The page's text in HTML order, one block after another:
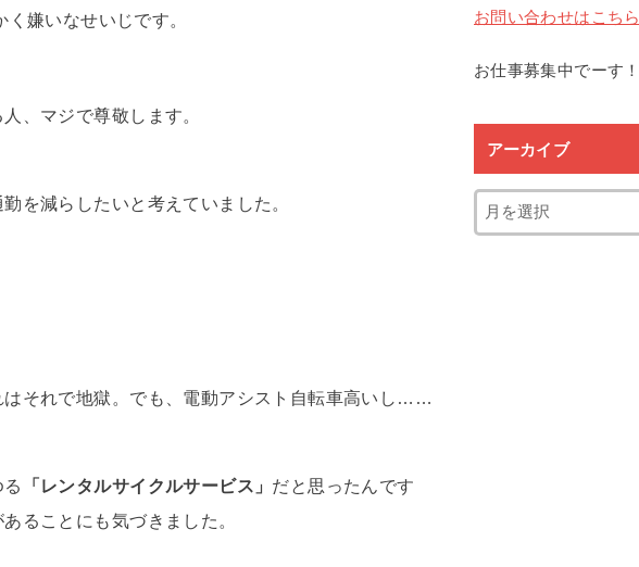
嫌いなせいじです。
、マジで尊敬します。
を減らしたいと考えていました。
それで地獄。でも、電動アシスト自転車高いし……
「レンタルサイクルサービス」 だと思ったんです
ることにも気づきました。
お問い合わせはこちら
お仕事募集中でーす！
アーカイブ